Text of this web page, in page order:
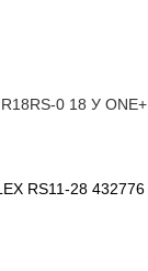
0 18 У ONE+